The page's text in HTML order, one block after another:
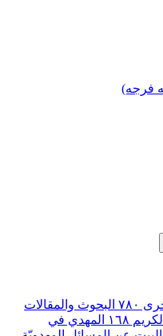
فرجه)
٧٨٠ البحوث والمقالات
١٦٨
المهدي في